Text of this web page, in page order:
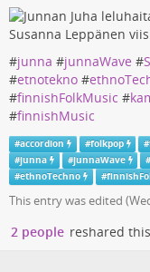
#junna #junnaWave #
#etnotekno #
#finnishFolkMusic #
#finnishMusic
#accordion #folkpop #
#junna #junnaWave
#ethnoTechno #
This entry was edited (
2 people reshared this